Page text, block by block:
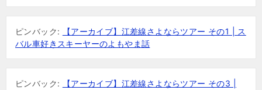
ピンバック:
【アーカイブ】江差線さよならツアー その1 | ス
バル車好きスキーヤーのよもやま話
ピンバック:
【アーカイブ】江差線さよならツアー その3 |